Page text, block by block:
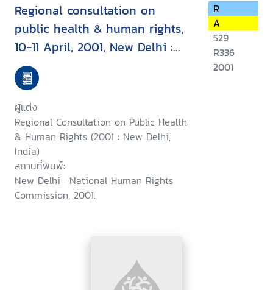
Regional consultation on
public health & human rights,
10-11 April, 2001, New Delhi :
report & recommendation
ผู้แต่ง:
Regional Consultation on Public Health
& Human Rights (2001 : New Delhi,
India)
สถานที่พิมพ์:
New Delhi : National Human Rights
Commission, 2001.
R
A
529
R336
2001